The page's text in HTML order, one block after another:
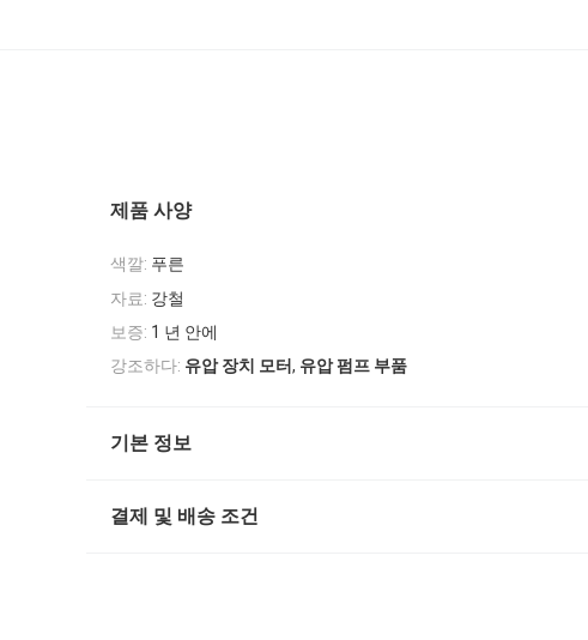
제품 사양
색깔: 푸른
자료: 강철
보증: 1 년 안에
강조하다: 유압 장치 모터, 유압 펌프 부품
기본 정보
결제 및 배송 조건